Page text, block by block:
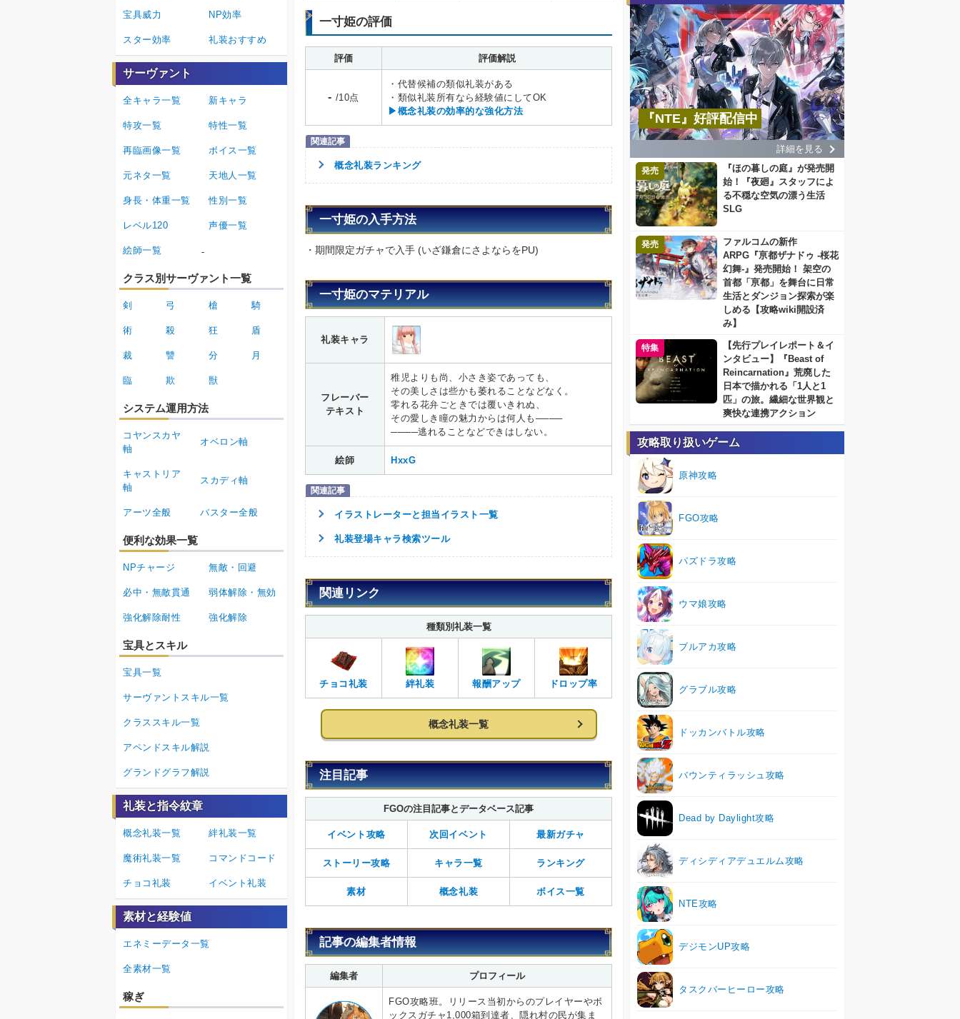
一寸姫の評価
評価 評価解説
- /10点
・代替候補の類似礼装がある
・類似礼装所有なら経験値にしてOK
▶概念礼装の効率的な強化方法
概念礼装ランキング
一寸姫の入手方法
・期間限定ガチャで入手 (いざ鎌倉にさよならをPU)
一寸姫のマテリアル
礼装キャラ
フレーバー
テキスト
稚児よりも尚、小さき姿であっても、
その美しさは些かも萎れることなどなく。
零れる花弁ごときでは覆いきれぬ、
その愛しき瞳の魅力からは何人も────
────逃れることなどできはしない。
絵師 HxxG
イラストレーターと担当イラスト一覧
礼装登場キャラ検索ツール
関連リンク
種類別礼装一覧
チョコ礼装 絆礼装 報酬アップ ドロップ率
概念礼装一覧
注目記事
FGOの注目記事とデータベース記事
イベント攻略 次回イベント 最新ガチャ
ストーリー攻略 キャラ一覧 ランキング
素材 概念礼装 ボイス一覧
記事の編集者情報
編集者 プロフィール
FGO攻略班。リリース当初からのプレイヤーやボ
ックスガチャ1,000箱到達者、隠れ村の民が集ま
『NTE』好評配信中
詳細を見る
発売
『ほの暮しの庭』が発売開
始！『夜廻』スタッフによ
る不穏な空気の漂う生活
SLG
発売
ファルコムの新作
ARPG『亰都ザナドゥ -桜花
幻舞-』発売開始！ 架空の
首都「亰都」を舞台に日常
生活とダンジョン探索が楽
しめる【攻略wiki開設済
み】
特集
【先行プレイレポート＆イ
ンタビュー】『Beast of
Reincarnation』荒廃した
日本で描かれる「1人と1
匹」の旅。繊細な世界観と
爽快な連携アクション
攻略取り扱いゲーム
原神攻略
FGO攻略
パズドラ攻略
ウマ娘攻略
ブルアカ攻略
グラブル攻略
ドッカンバトル攻略
バウンティラッシュ攻略
Dead by Daylight攻略
ディシディアデュエルム攻略
NTE攻略
デジモンUP攻略
タスクバーヒーロー攻略
宝具威力 NP効率
スター効率 礼装おすすめ
サーヴァント
全キャラ一覧 新キャラ
特攻一覧 特性一覧
再臨画像一覧 ボイス一覧
元ネタ一覧 天地人一覧
身長・体重一覧 性別一覧
レベル120 声優一覧
絵師一覧 -
クラス別サーヴァント一覧
剣 弓 槍 騎
術 殺 狂 盾
裁 讐 分 月
臨 欺 獣
システム運用方法
コヤンスカヤ
軸
オベロン軸
キャストリア
軸
スカディ軸
アーツ全般 バスター全般
便利な効果一覧
NPチャージ 無敵・回避
必中・無敵貫通 弱体解除・無効
強化解除耐性 強化解除
宝具とスキル
宝具一覧
サーヴァントスキル一覧
クラススキル一覧
アペンドスキル解説
グランドグラフ解説
礼装と指令紋章
概念礼装一覧 絆礼装一覧
魔術礼装一覧 コマンドコード
チョコ礼装 イベント礼装
素材と経験値
エネミーデータ一覧
全素材一覧
稼ぎ